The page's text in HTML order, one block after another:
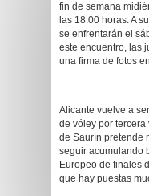
fin de semana
las 18:00 horas. A
se enfrentarán el
este encuentro, las
una firma de fotos
Alicante vuelve a
de vóley por
de Saurín pretende
seguir acumulando
Europeo de finales
que hay puestas